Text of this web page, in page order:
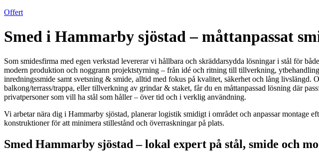
Offert
Smed i Hammarby sjöstad – måttanpassat
Som smidesfirma med egen verkstad levererar vi hållbara och skräddarsydda lösningar i stål för
modern produktion och noggrann projektstyrning – från idé och ritning till tillverkning,
inredningssmide samt svetsning & smide, alltid med fokus på kvalitet, säkerhet och lång livslängd.
balkong/terrass/trappa, eller tillverkning av grindar & staket, får du en måttanpassad lösning där
privatpersoner som vill ha stål som håller – över tid och i verklig användning.
Vi arbetar nära dig i Hammarby sjöstad, planerar logistik smidigt i området och anpassar montage
konstruktioner för att minimera stillestånd och överraskningar på plats.
Smed Hammarby sjöstad – lokal expert på stål, smide och